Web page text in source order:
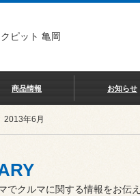
ピット 亀岡
商品情報 お知らせ
2013年6月
でクルマに関する情報をお伝え